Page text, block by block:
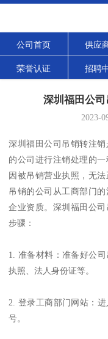
公司首页 供应
荣誉认证 招聘
深圳福田公
2023-
深圳福田公司吊销转注
的公司进行注销处理的
因被吊销营业执照，无
吊销的公司从工商部门
企业资质。深圳福田公
步骤：
1. 准备材料：准备好公
执照、法人身份证等。
2. 登录工商部门网站：
号。